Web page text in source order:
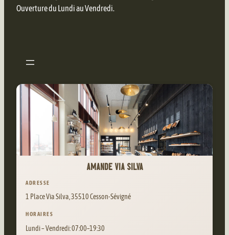
Ouverture du Lundi au Vendredi.
AMANDE VIA SILVA
ADRESSE
1 Place Via Silva, 35510 Cesson-Sévigné
HORAIRES
Lundi – Vendredi: 07:00–19:30